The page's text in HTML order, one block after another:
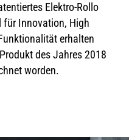
Elektro-Rollo
für Innovation, High
erhalten
des Jahres 2018
worden.